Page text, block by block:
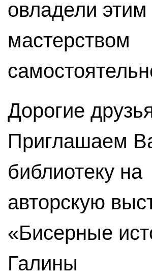
овладели этим
мастерством
Дорогие
Приглашаем
библиотеку на
авторскую
«Бисерные
Галины